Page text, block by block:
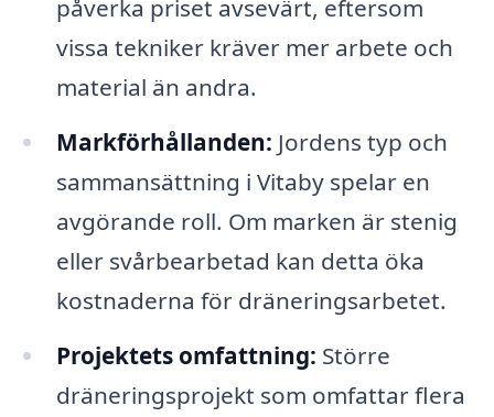
påverka priset avsevärt, eftersom
vissa tekniker kräver mer arbete och
material än andra.
Markförhållanden: Jordens typ och
sammansättning i Vitaby spelar en
avgörande roll. Om marken är stenig
eller svårbearbetad kan detta öka
kostnaderna för dräneringsarbetet.
Projektets omfattning: Större
dräneringsprojekt som omfattar flera